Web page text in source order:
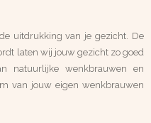
uitdrukking van je gezicht. De
laten wij jouw gezicht zo goed
natuurlijke wenkbrauwen en
van jouw eigen wenkbrauwen